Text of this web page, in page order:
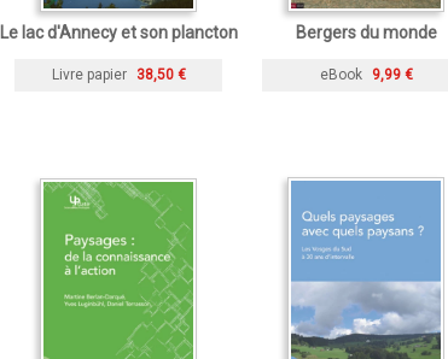
Le lac d'Annecy et son plancton
Livre papier 38,50 €
Bergers du monde
eBook 9,99 €